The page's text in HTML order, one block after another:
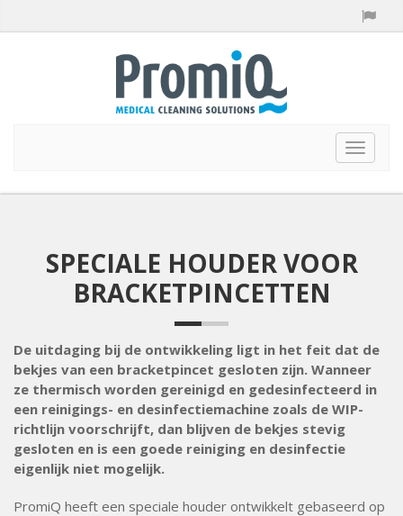
Toggle
SPECIALE HOUDER VOOR
BRACKETPINCETTEN
De uitdaging bij de ontwikkeling ligt in het feit dat de
bekjes van een bracketpincet gesloten zijn. Wanneer
ze thermisch worden gereinigd en gedesinfecteerd in
een reinigings- en desinfectiemachine zoals de WIP-
richtlijn voorschrijft, dan blijven de bekjes stevig
gesloten en is een goede reiniging en desinfectie
eigenlijk niet mogelijk.
PromiQ heeft een speciale houder ontwikkelt gebaseerd op